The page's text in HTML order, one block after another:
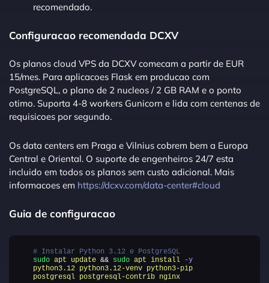
recomendado.
Configuracao recomendada DCXV
Os planos cloud VPS da DCXV comecam a partir de EUR
15/mes. Para aplicacoes Flask em producao com
PostgreSQL, o plano de 2 nucleos / 2 GB RAM e o ponto
otimo. Suporta 4-8 workers Gunicorn e lida com centenas de
requisicoes por segundo.
Os data centers em Praga e Vilnius cobrem bem a Europa
Central e Oriental. O suporte de engenheiros 24/7 esta
incluido em todos os planos sem custo adicional. Mais
informacoes em https://dcxv.com/data-center#cloud
Guia de configuracao
# Instalar Python 3.12 e PostgreSQL
sudo apt update && sudo apt install -y
python3.12 python3.12-venv python3-pip
postgresql postgresql-contrib nginx